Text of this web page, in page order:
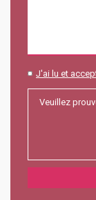
J'ai lu et
Veuillez